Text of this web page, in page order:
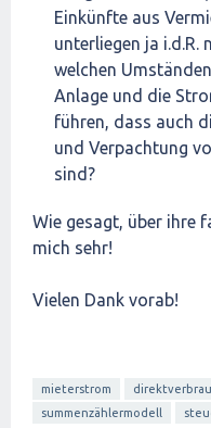
Einkünfte aus
unterliegen ja i.d.R.
welchen
Anlage und die
führen, dass auch
und Verpachtung
sind?
Wie gesagt, über ihre
mich sehr!
Vielen Dank vorab!
mieterstrom
summenzählermodell